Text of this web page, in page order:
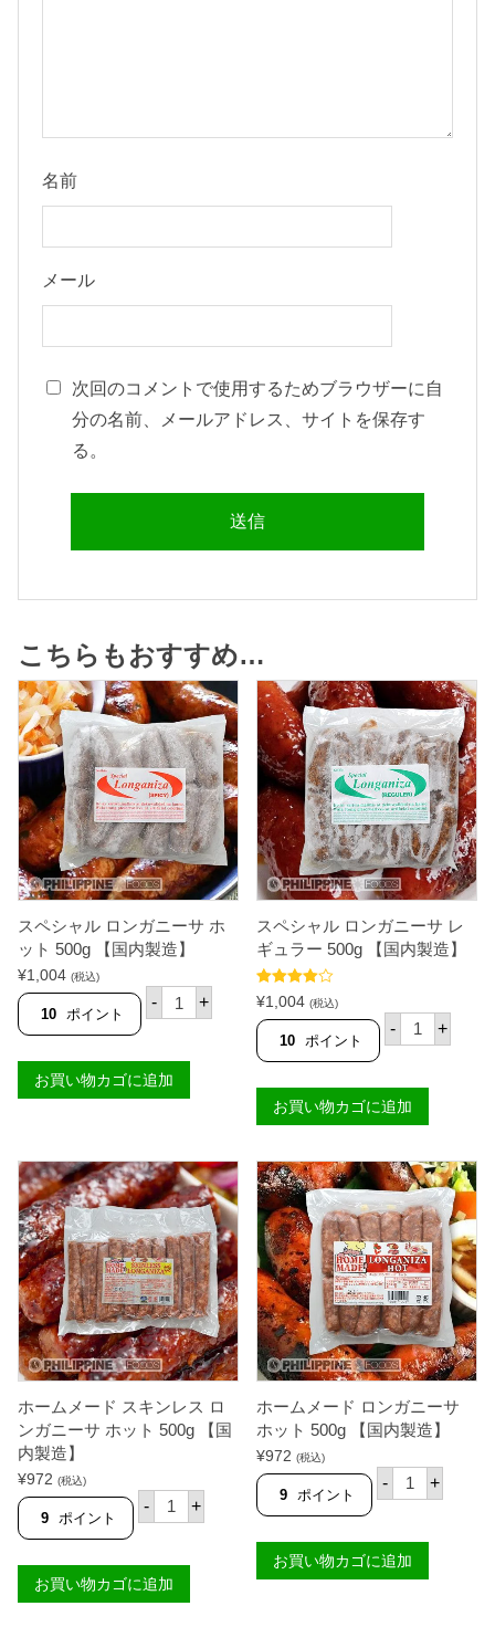
名前
メール
次回のコメントで使用するためブラウザーに自
分の名前、メールアドレス、サイトを保存す
る。
こちらもおすすめ…
スペシャル ロンガニーサ ホ
ット 500g 【国内製造】
¥1,004 (税込)
10 ポイント
- ス
ペ
ル
ロ
ン
サ
ホ
ッ
ト
5
0
0
g
【
国
内
製
造
】
個
+
お買い物カゴに追加
スペシャル ロンガニーサ レ
ギュラー 500g 【国内製造】
5段階中
4.00の評
価
¥1,004 (税込)
10 ポイント
- ス
ペ
ル
ロ
ン
ニ
ー
サ
レ
ギ
ュ
ラ
ー
5
0
0
g
【
内
製
造
個
+
お買い物カゴに追加
ホームメード スキンレス ロ
ンガニーサ ホット 500g 【国
内製造】
¥972 (税込)
9 ポイント
- ホ
ー
ー
ド
ス
+
お買い物カゴに追加
ホームメード ロンガニーサ
ホット 500g 【国内製造】
¥972 (税込)
9 ポイント
- ホ
ー
ー
ド
ロ
+
お買い物カゴに追加